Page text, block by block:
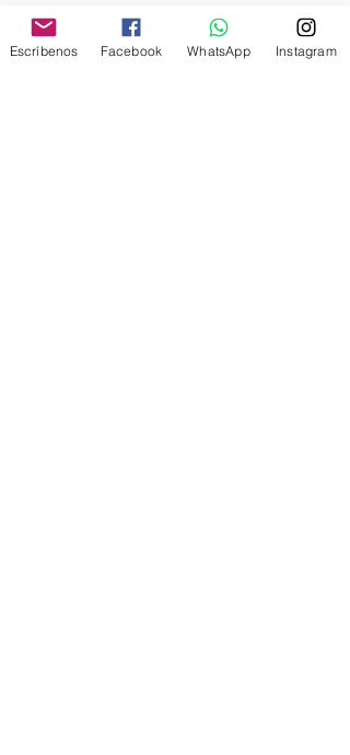
Escríbenos Facebook WhatsApp Instagram